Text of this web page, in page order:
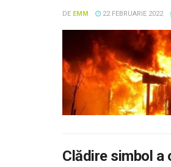
DE EMM 22 FEBRUARIE 2022
Clădire simbol a